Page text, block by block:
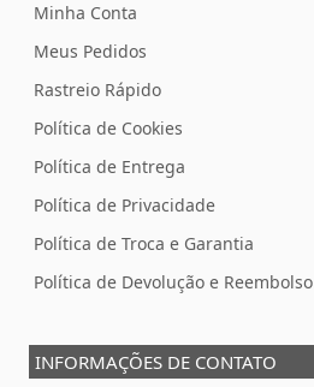
Minha Conta
Meus Pedidos
Rastreio Rápido
Política de Cookies
Política de Entrega
Política de Privacidade
Política de Troca e Garantia
Política de Devolução e Reembolso
INFORMAÇÕES DE CONTATO